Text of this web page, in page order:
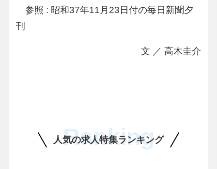
参照 : 昭和37年11月23日付の毎日新聞夕
刊
文 ／ 高木圭介
人気の求人特集ランキング
Ranking